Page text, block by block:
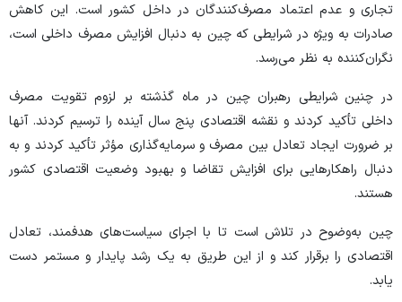
تجاری و عدم اعتماد مصرف‌کنندگان در داخل کشور است. این کاهش
صادرات به ویژه در شرایطی که چین به دنبال افزایش مصرف داخلی است،
نگران‌کننده به نظر می‌رسد.
در چنین شرایطی رهبران چین در ماه گذشته بر لزوم تقویت مصرف
داخلی تأکید کردند و نقشه اقتصادی پنج سال آینده را ترسیم کردند. آنها
بر ضرورت ایجاد تعادل بین مصرف و سرمایه‌گذاری مؤثر تأکید کردند و به
دنبال راهکار‌هایی برای افزایش تقاضا و بهبود وضعیت اقتصادی کشور
هستند.
چین به‌وضوح در تلاش است تا با اجرای سیاست‌های هدفمند، تعادل
اقتصادی را برقرار کند و از این طریق به یک رشد پایدار و مستمر دست
یابد.